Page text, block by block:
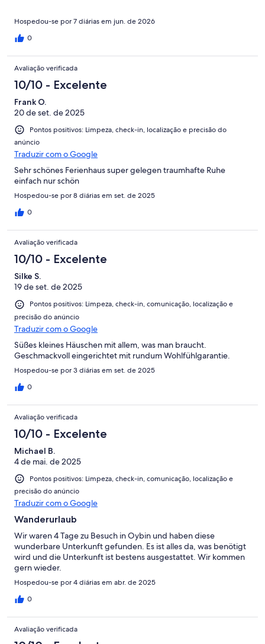
Hospedou-se por 7 diárias em jun. de 2026
0
Avaliação verificada
10/10 - Excelente
Frank O.
20 de set. de 2025
Pontos positivos: Limpeza, check-in, localização e precisão do
anúncio
Traduzir com o Google
Sehr schönes Ferienhaus super gelegen traumhafte Ruhe
einfach nur schön
Hospedou-se por 8 diárias em set. de 2025
0
Avaliação verificada
10/10 - Excelente
Silke S.
19 de set. de 2025
Pontos positivos: Limpeza, check-in, comunicação, localização e
precisão do anúncio
Traduzir com o Google
Süßes kleines Häuschen mit allem, was man braucht.
Geschmackvoll eingerichtet mit rundum Wohlfühlgarantie.
Hospedou-se por 3 diárias em set. de 2025
0
Avaliação verificada
10/10 - Excelente
Michael B.
4 de mai. de 2025
Pontos positivos: Limpeza, check-in, comunicação, localização e
precisão do anúncio
Traduzir com o Google
Wanderurlaub
Wir waren 4 Tage zu Besuch in Oybin und haben diese
wunderbare Unterkunft gefunden. Es ist alles da, was benötigt
wird und die Unterkunft ist bestens ausgestattet. Wir kommen
gern wieder.
Hospedou-se por 4 diárias em abr. de 2025
0
Avaliação verificada